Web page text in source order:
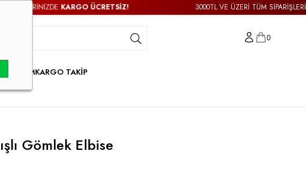
KARGO ÜCRETSİZ! 3000TL VE ÜZERİ TÜM SİPARİŞLERİNİZDE
0
İNDİRİMKARGO TAKİP
Gömlek Elbise